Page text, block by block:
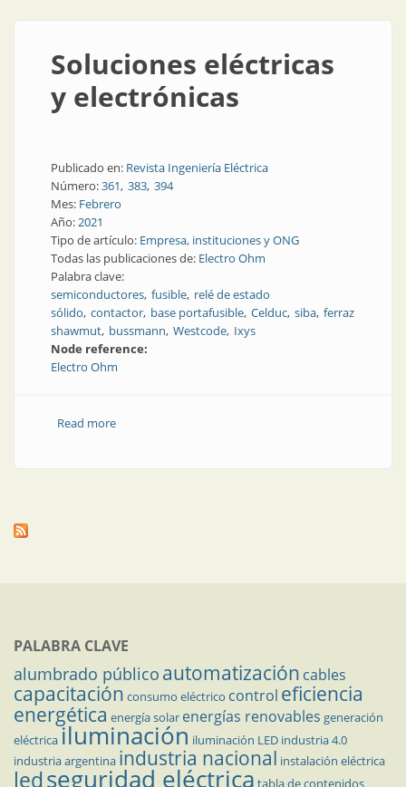
Soluciones eléctricas
y electrónicas
Publicado en: Revista Ingeniería Eléctrica
Número:361 383 394
Mes: Febrero
Año:2021
Tipo de artículo: Empresa, instituciones y ONG
Todas las publicaciones de: Electro Ohm
Palabra clave:
semiconductores fusible relé de estado
sólido contactor base portafusible Celduc siba ferraz
shawmut bussmann Westcode Ixys
Node reference:
Electro Ohm
Read moreabout Soluciones eléctricas y electrónicas
PALABRA CLAVE
alumbrado público automatización cables
capacitación consumo eléctrico control eficiencia
energética energía solar energías renovables generación
eléctricailuminación iluminación LED industria 4.0
industria argentina industria nacional instalación eléctrica
ledseguridad eléctrica tabla de contenidos